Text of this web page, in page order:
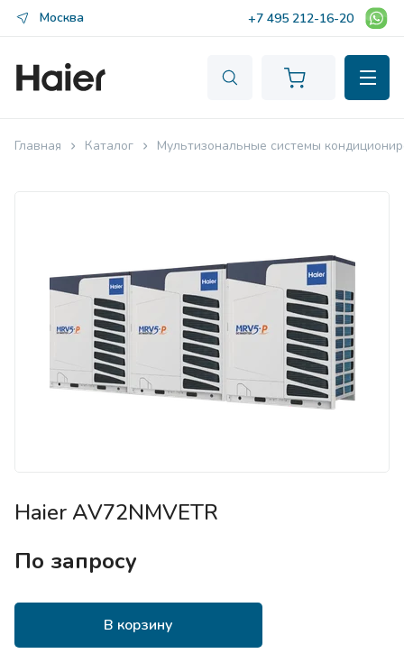
Москва +7 495 212-16-20
Главная Каталог Мультизональные системы
Haier AV72NMVETR
По запросу
В корзину